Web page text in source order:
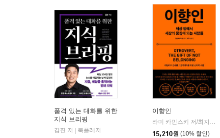
품격 있는 대화를 위한
지식 브리핑
김진 저
북플레저
이향인
라미 카민스키 저/최지숙 역
15,210원 (10% 할인)